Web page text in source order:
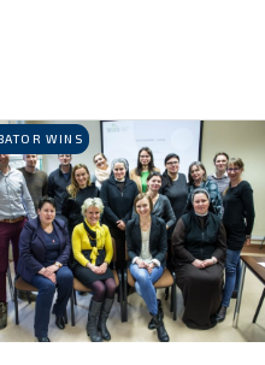
WINS